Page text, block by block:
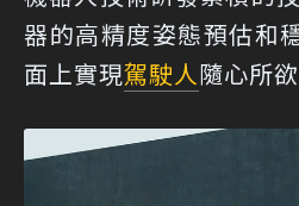
器的高精度姿態預估和
面上實現駕駛人隨心所